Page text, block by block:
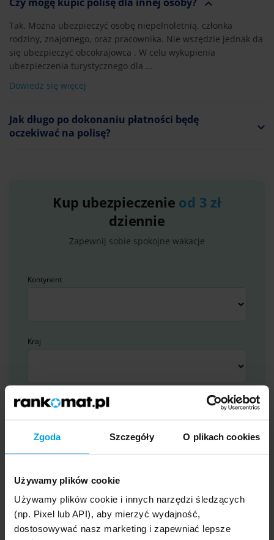
Zgoda Szczegóły O plikach cookies
Używamy plików cookie
Używamy plików cookie i innych narzędzi śledzących
(np. Pixel lub API), aby mierzyć wydajność,
dostosowywać nasz marketing i zapewniać lepsze
Tak. Można ubezpieczyć osobę niepełnoletnią, członka
rodziny, znajomego, oraz pracownika. Nie wszędzie jednak da
się ubezpieczyć obcokrajowca . W celu wykupienia
ubezpieczenia turystycznego dla …
Dowiedz się więcej
Jak długo po dokonaniu płatności będę
oczekiwać na polisę?
Kup ubezpieczenie od 3 zł
dziennie
Zapewnij sobie spokojne wakacje
Kontynent
Kraj
Porady